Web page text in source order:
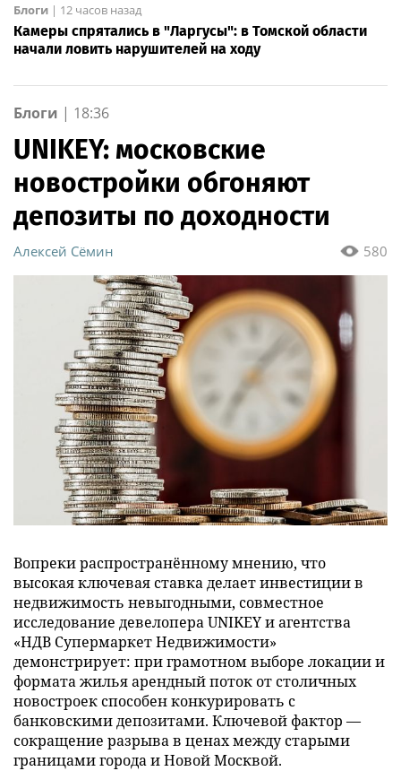
Блоги | 12 часов назад
Камеры спрятались в "Ларгусы": в Томской области
начали ловить нарушителей на ходу
Блоги | 18:36
UNIKEY: московские
новостройки обгоняют
депозиты по доходности
580
Алексей Сёмин
Вопреки распространённому мнению, что
высокая ключевая ставка делает инвестиции в
недвижимость невыгодными, совместное
исследование девелопера UNIKEY и агентства
«НДВ Супермаркет Недвижимости»
демонстрирует: при грамотном выборе локации и
формата жилья арендный поток от столичных
новостроек способен конкурировать с
банковскими депозитами. Ключевой фактор —
сокращение разрыва в ценах между старыми
границами города и Новой Москвой.